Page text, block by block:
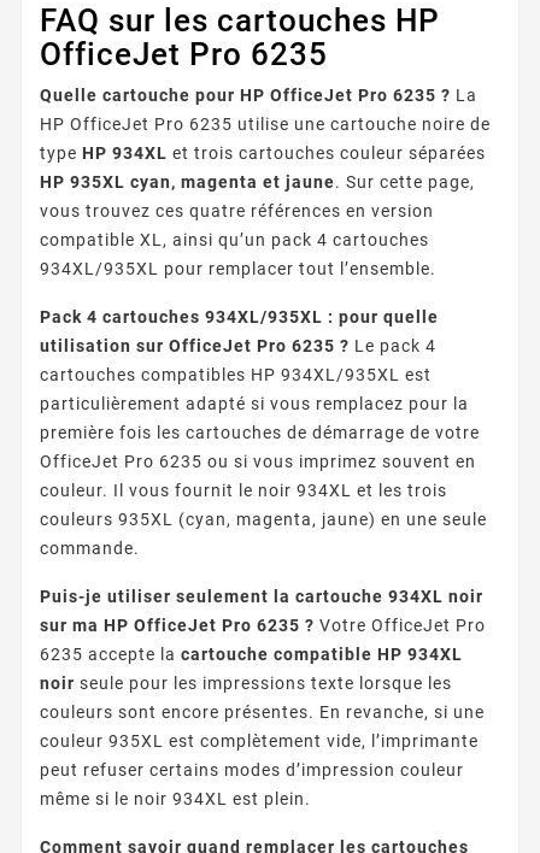
FAQ sur les cartouches HP
OfficeJet Pro 6235
Quelle cartouche pour HP OfficeJet Pro 6235 ? La
HP OfficeJet Pro 6235 utilise une cartouche noire de
type HP 934XL et trois cartouches couleur séparées
HP 935XL cyan, magenta et jaune. Sur cette page,
vous trouvez ces quatre références en version
compatible XL, ainsi qu’un pack 4 cartouches
934XL/935XL pour remplacer tout l’ensemble.
Pack 4 cartouches 934XL/935XL : pour quelle
utilisation sur OfficeJet Pro 6235 ? Le pack 4
cartouches compatibles HP 934XL/935XL est
particulièrement adapté si vous remplacez pour la
première fois les cartouches de démarrage de votre
OfficeJet Pro 6235 ou si vous imprimez souvent en
couleur. Il vous fournit le noir 934XL et les trois
couleurs 935XL (cyan, magenta, jaune) en une seule
commande.
Puis-je utiliser seulement la cartouche 934XL noir
sur ma HP OfficeJet Pro 6235 ? Votre OfficeJet Pro
6235 accepte la cartouche compatible HP 934XL
noir seule pour les impressions texte lorsque les
couleurs sont encore présentes. En revanche, si une
couleur 935XL est complètement vide, l’imprimante
peut refuser certains modes d’impression couleur
même si le noir 934XL est plein.
Comment savoir quand remplacer les cartouches